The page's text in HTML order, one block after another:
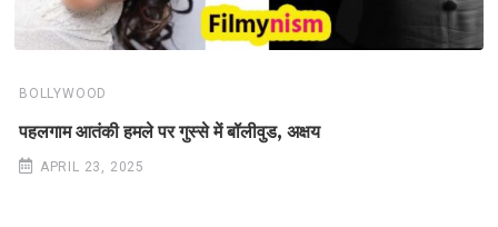
BOLLYWOOD
पहलगाम आतंकी हमले पर गुस्से में बॉलीवुड, अक्षय
APRIL 23, 2025